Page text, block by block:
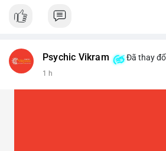
Psychic Vikram Đã thay
1 h